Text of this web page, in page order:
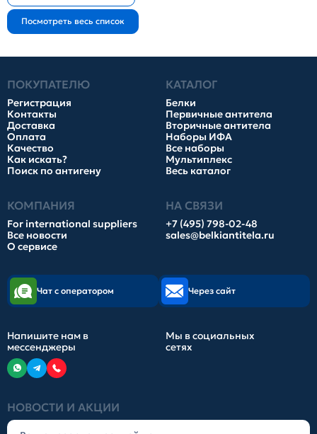
ПОКУПАТЕЛЮ
Регистрация
Контакты
Доставка
Оплата
Качество
Как искать?
Поиск по антигену
КАТАЛОГ
Белки
Первичные антитела
Вторичные антитела
Наборы ИФА
Все наборы
Мультиплекс
Весь каталог
КОМПАНИЯ
For international suppliers
Все новости
О сервисе
НА СВЯЗИ
+7 (495) 798-02-48
sales@belkiantitela.ru
НОВОСТИ И АКЦИИ
Чат с оператором Через сайт
Напишите нам в
мессенджеры
Мы в социальных
сетях